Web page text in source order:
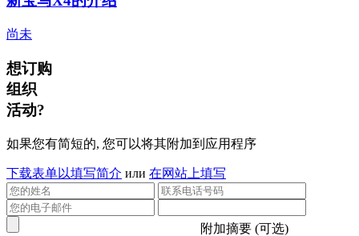
尚未
想订购
组织
活动?
如果您有简短的, 您可以将其附加到应用程序
下载表单以填写简介 или 在网站上填写
附加摘要 (可选)